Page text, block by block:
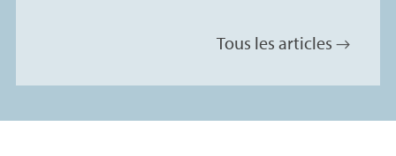
Tous les articles